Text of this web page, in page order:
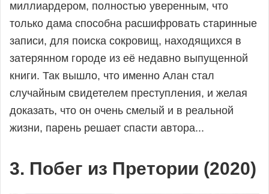
миллиардером, полностью уверенным, что
только дама способна расшифровать старинные
записи, для поиска сокровищ, находящихся в
затерянном городе из её недавно выпущенной
книги. Так вышло, что именно Алан стал
случайным свидетелем преступления, и желая
доказать, что он очень смелый и в реальной
жизни, парень решает спасти автора...
3. Побег из Претории (2020)